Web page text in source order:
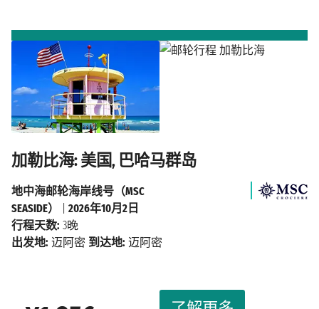
加勒比海: 美国, 巴哈马群岛
地中海邮轮海岸线号（MSC
SEASIDE）
2026年10月2日
行程天数: 3晚
出发地: 迈阿密 到达地: 迈阿密